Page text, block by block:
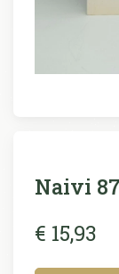
Naivi 87
€ 15,93